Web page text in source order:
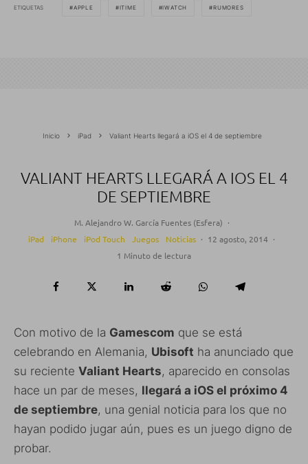
ETIQUETAS APPLE ITIME IWATCH RUMORES
Inicio iPad Valiant Hearts llegará a iOS el 4 de septiembre
VALIANT HEARTS LLEGARÁ A IOS EL 4
DE SEPTIEMBRE
M. Alejandro W. García Fuentes (Esfera) ·
iPad
iPhone iPod Touch Juegos Noticias · 12 agosto, 2014 ·
1 Minuto de lectura
Con motivo de la Gamescom que se está
celebrando en Alemania, Ubisoft ha anunciado que
su reciente Valiant Hearts, aparecido en consolas
hace un par de meses, llegará a iOS el próximo 4
de septiembre, una genial noticia para los que no
hayan podido jugar aún, pues es un juego digno de
probar.